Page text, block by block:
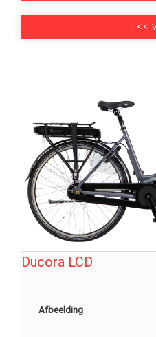
<<
Ducora LCD
Afbeelding